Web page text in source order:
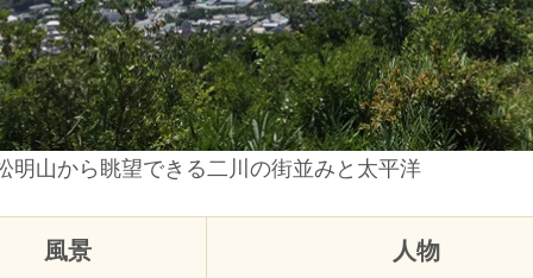
明山から眺望できる二川の街並みと太平洋
風景 人物